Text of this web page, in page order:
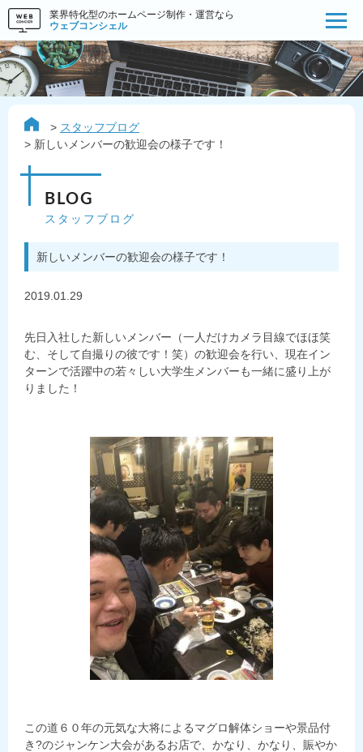
業界特化型のホームページ制作・運営なら
ウェブコンシェル
スタッフブログ
新しいメンバーの歓迎会の様子です！
BLOG
スタッフブログ
新しいメンバーの歓迎会の様子です！
2019.01.29
先日入社した新しいメンバー（一人だけカメラ目線でほほ笑
む、そして自撮りの彼です！笑）の歓迎会を行い、現在イン
ターンで活躍中の若々しい大学生メンバーも一緒に盛り上が
りました！
この道６０年の元気な大将によるマグロ解体ショーや景品付
き?のジャンケン大会があるお店で、かなり、かなり、賑やか